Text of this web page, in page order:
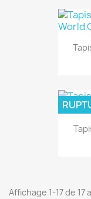
Affichage 1-17 de 17